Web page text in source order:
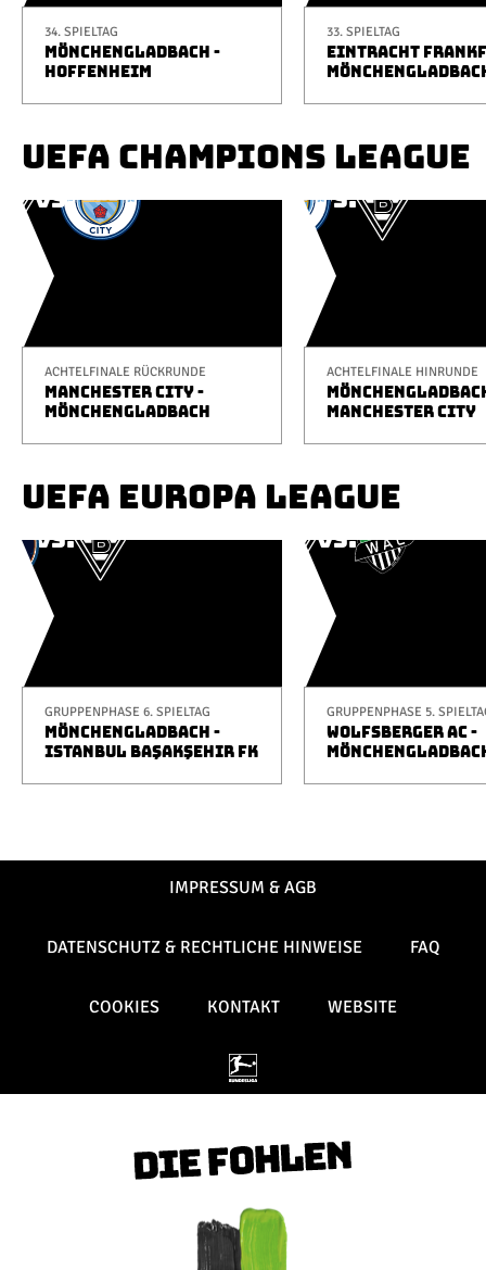
34. SPIELTAG
MÖNCHENGLADBACH -
HOFFENHEIM
33. SPIELTAG
EINTRACHT
UEFA CHAMPIONS LEAGUE
ACHTELFINALE RÜCKRUNDE
MANCHESTER CITY -
MÖNCHENGLADBACH
ACHTELFINALE HINRUNDE
MANCHESTER CITY
UEFA EUROPA LEAGUE
GRUPPENPHASE 6. SPIELTAG
MÖNCHENGLADBACH -
ISTANBUL BAŞAKŞEHIR FK
GRUPPENPHASE 5.
WOLFSBERGER AC -
IMPRESSUM & AGB
DATENSCHUTZ & RECHTLICHE HINWEISE FAQ
COOKIES KONTAKT WEBSITE